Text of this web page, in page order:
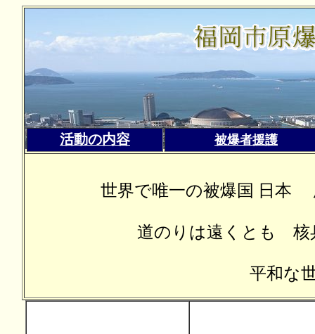
活動の内容 被爆者援護
世界で唯一の被爆国 日本
道のりは遠くとも
平和な